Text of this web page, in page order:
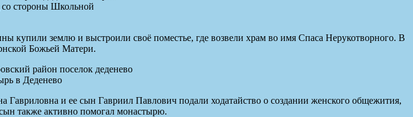
со стороны Школьной
купили землю и выстроили своё поместье, где возвели храм во имя Спаса Нерукотворного. В
Божьей Матери.
в Деденево
и ее сын Гавриил Павлович подали ходатайство о создании женского общежития,
также активно помогал монастырю.